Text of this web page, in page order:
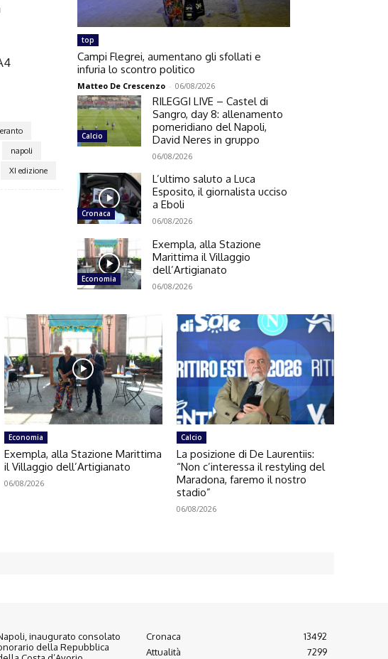
napoli
XI edizione
top
Campi Flegrei, aumentano gli sfollati e
infuria lo scontro politico
Matteo De Crescenzo - 06/08/2026
Calcio
RILEGGI LIVE – Castel di
Sangro, day 8: allenamento
pomeridiano del Napoli,
David Neres in gruppo
06/08/2026
Cronaca
L’ultimo saluto a Luca
Esposito, il giornalista ucciso
a Eboli
06/08/2026
Economia
Exempla, alla Stazione
Marittima il Villaggio
dell’Artigianato
06/08/2026
Economia
Exempla, alla Stazione Marittima
il Villaggio dell’Artigianato
06/08/2026
Calcio
La posizione di De Laurentiis:
“Non c’interessa il restyling del
Maradona, faremo il nostro
stadio”
06/08/2026
inaugurato consolato
della Repubblica
Cronaca
13492
Attualità
7299